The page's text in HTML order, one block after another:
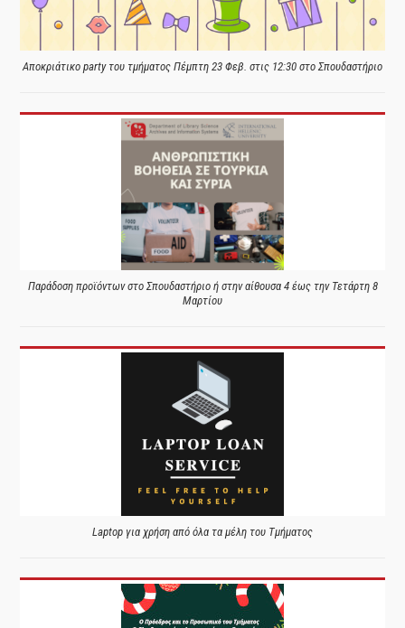
Αποκριάτικο party του τμήματος Πέμπτη 23 Φεβ. στις 12:30 στο Σπουδαστήριο
Παράδοση προϊόντων στο Σπουδαστήριο ή στην αίθουσα 4 έως την Τετάρτη 8
Μαρτίου
Laptop για χρήση από όλα τα μέλη του Τμήματος